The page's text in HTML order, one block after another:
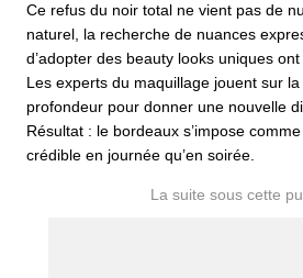
Ce refus du noir total ne vient pas de
naturel, la recherche de nuances
d’adopter des beauty looks uniques
Les experts du maquillage jouent sur
profondeur pour donner une nouvelle
Résultat : le bordeaux s’impose
crédible en journée qu’en soirée.